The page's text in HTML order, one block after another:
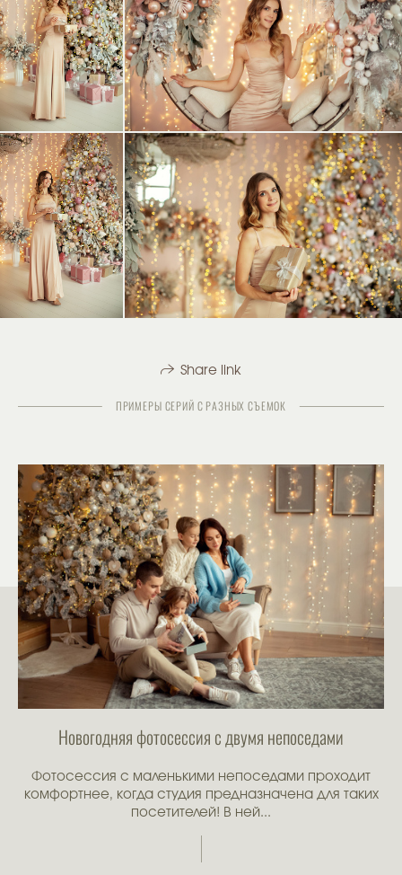
Share link
ПРИМЕРЫ СЕРИЙ С РАЗНЫХ СЪЕМОК
Новогодняя фотосессия с двумя непоседами
Фотосессия с маленькими непоседами проходит
комфортнее, когда студия предназначена для таких
посетителей! В ней...